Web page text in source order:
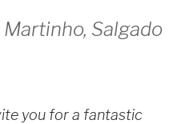
Salgado
you for a fantastic